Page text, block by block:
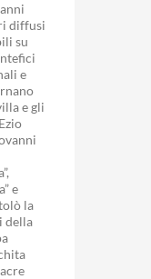
diffusi
su
e
e gli
e
la
della